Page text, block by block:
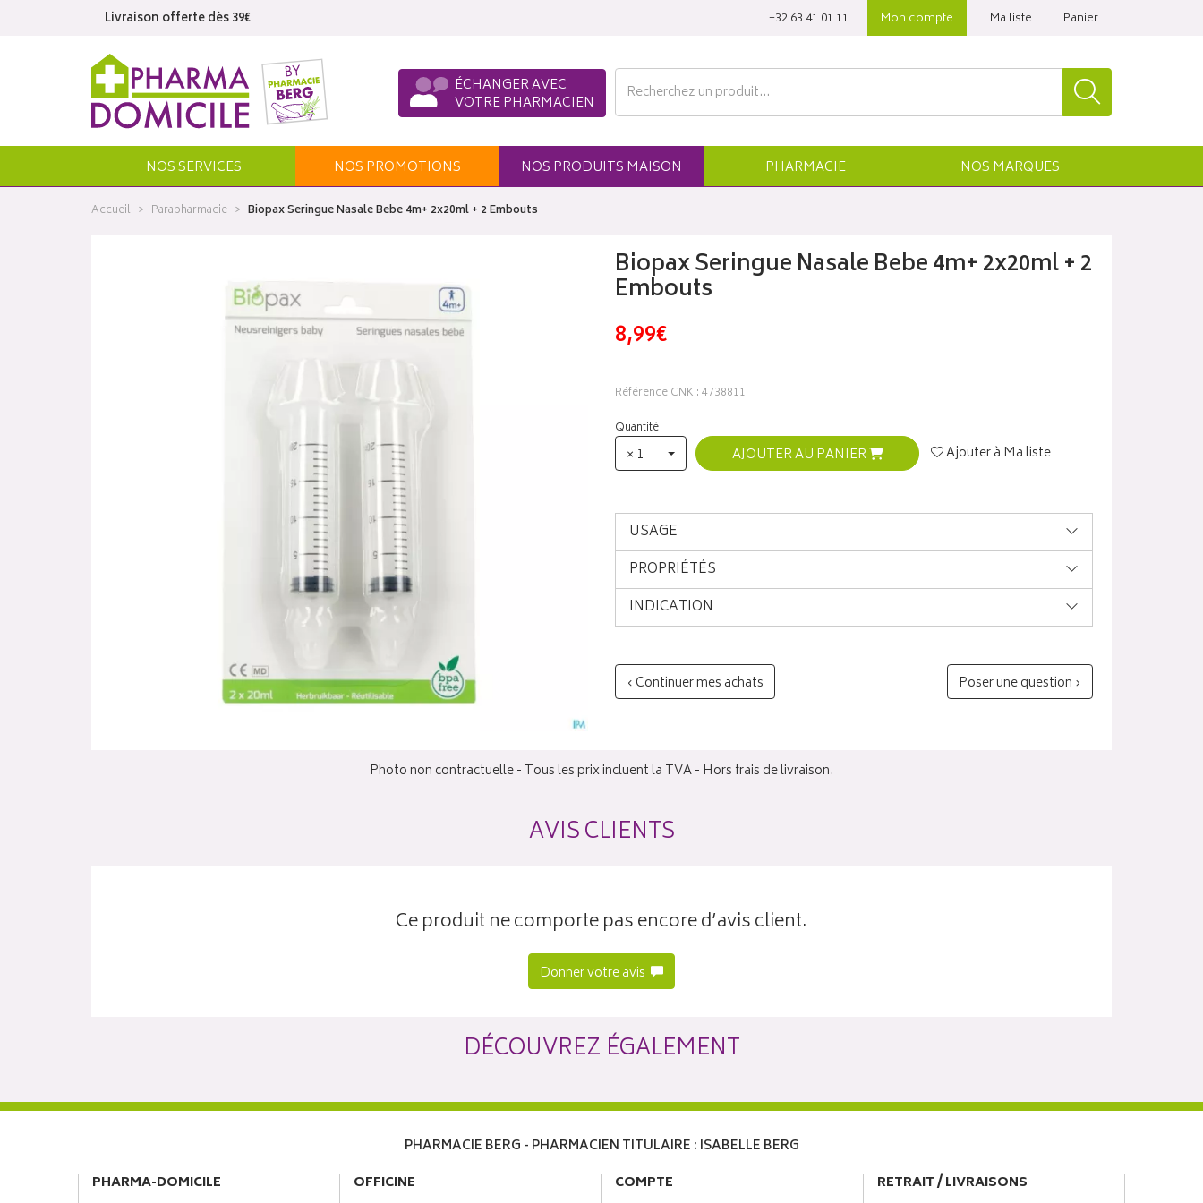
Livraison offerte dès 39€ ‭+32 63 41 01 11‬ Mon compte Ma liste Panier
ÉCHANGER AVEC
VOTRE PHARMACIEN
NOS SERVICES NOS PROMOTIONS NOS PRODUITS MAISON PHARMACIE NOS MARQUES
Accueil Parapharmacie Biopax Seringue Nasale Bebe 4m+ 2x20ml + 2 Embouts
Biopax Seringue Nasale Bebe 4m+ 2x20ml + 2
Embouts
8,99€
Référence CNK : 4738811
Quantité
× 1 AJOUTER AU PANIER Ajouter à Ma liste
USAGE
PROPRIÉTÉS
INDICATION
‹ Continuer mes achats Poser une question ›
Photo non contractuelle - Tous les prix incluent la TVA - Hors frais de livraison.
AVIS CLIENTS
Ce produit ne comporte pas encore d’avis client.
Donner votre avis
DÉCOUVREZ ÉGALEMENT
PHARMACIE BERG - PHARMACIEN TITULAIRE : ISABELLE BERG
PHARMA-DOMICILE
OFFICINE COMPTE RETRAIT / LIVRAISONS